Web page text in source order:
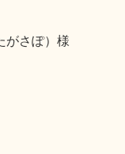
がさぽ）様